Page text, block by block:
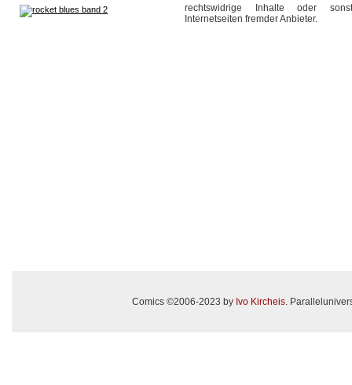
rechtswidrige Inhalte oder
Internetseiten fremder Anbieter.
Comics ©2006-2023 by Ivo Kircheis.